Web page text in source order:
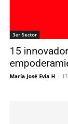
3er Sector
15
María José Evia H -